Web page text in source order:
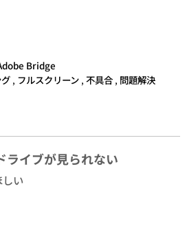
Bridge
, フルスクリーン , 不具合 , 問題解決
イブが見られない
しい